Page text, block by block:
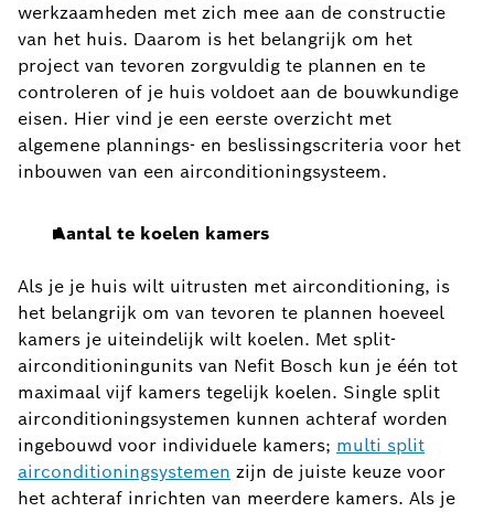
werkzaamheden met zich mee aan de constructie
van het huis. Daarom is het belangrijk om het
project van tevoren zorgvuldig te plannen en te
controleren of je huis voldoet aan de bouwkundige
eisen. Hier vind je een eerste overzicht met
algemene plannings- en beslissingscriteria voor het
inbouwen van een airconditioningsysteem.
Aantal te koelen kamers
Als je je huis wilt uitrusten met airconditioning, is
het belangrijk om van tevoren te plannen hoeveel
kamers je uiteindelijk wilt koelen. Met split-
airconditioningunits van Nefit Bosch kun je één tot
maximaal vijf kamers tegelijk koelen. Single split
airconditioningsystemen kunnen achteraf worden
ingebouwd voor individuele kamers; multi split
airconditioningsystemen zijn de juiste keuze voor
het achteraf inrichten van meerdere kamers. Als je